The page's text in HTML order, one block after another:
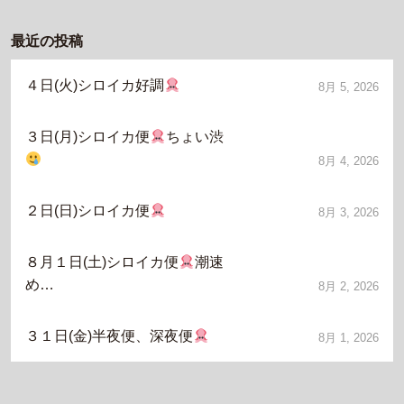
最近の投稿
４日(火)シロイカ好調 8月 5, 2026
３日(月)シロイカ便 ちょい渋
8月 4, 2026
２日(日)シロイカ便 8月 3, 2026
８月１日(土)シロイカ便
潮速
め…
8月 2, 2026
３１日(金)半夜便、深夜便 8月 1, 2026